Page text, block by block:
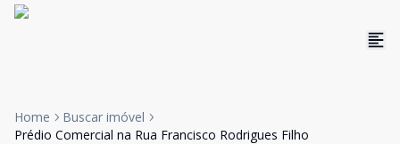
Home
Buscar imóvel
Prédio Comercial na Rua Francisco Rodrigues Filho